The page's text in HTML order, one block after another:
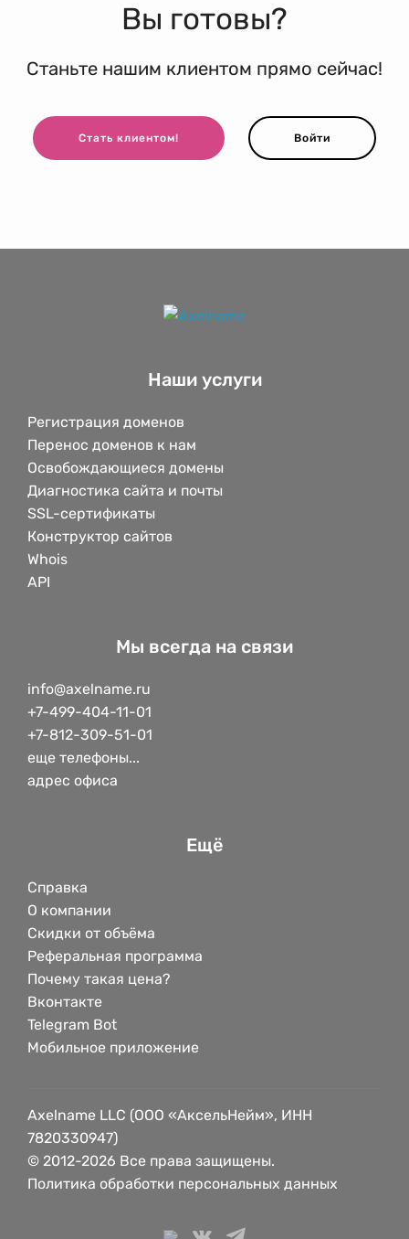
Вы готовы?
Станьте нашим клиентом прямо сейчас!
Стать клиентом! Войти
Наши услуги
Регистрация доменов
Перенос доменов к нам
Освобождающиеся домены
Диагностика сайта и почты
SSL-сертификаты
Конструктор сайтов
Whois
API
Мы всегда на связи
info@axelname.ru
+7-499-404-11-01
+7-812-309-51-01
еще телефоны...
адрес офиса
Ещё
Справка
О компании
Скидки от объёма
Реферальная программа
Почему такая цена?
Вконтакте
Telegram Bot
Мобильное приложение
Axelname LLC (ООО «АксельНейм», ИНН
7820330947)
© 2012-2026 Все права защищены.
Политика обработки персональных данных